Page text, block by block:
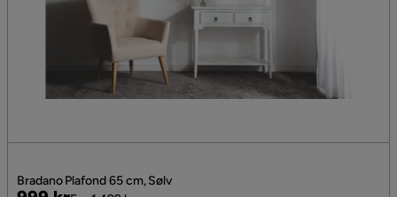
Bradano Plafond 65 cm, Sølv